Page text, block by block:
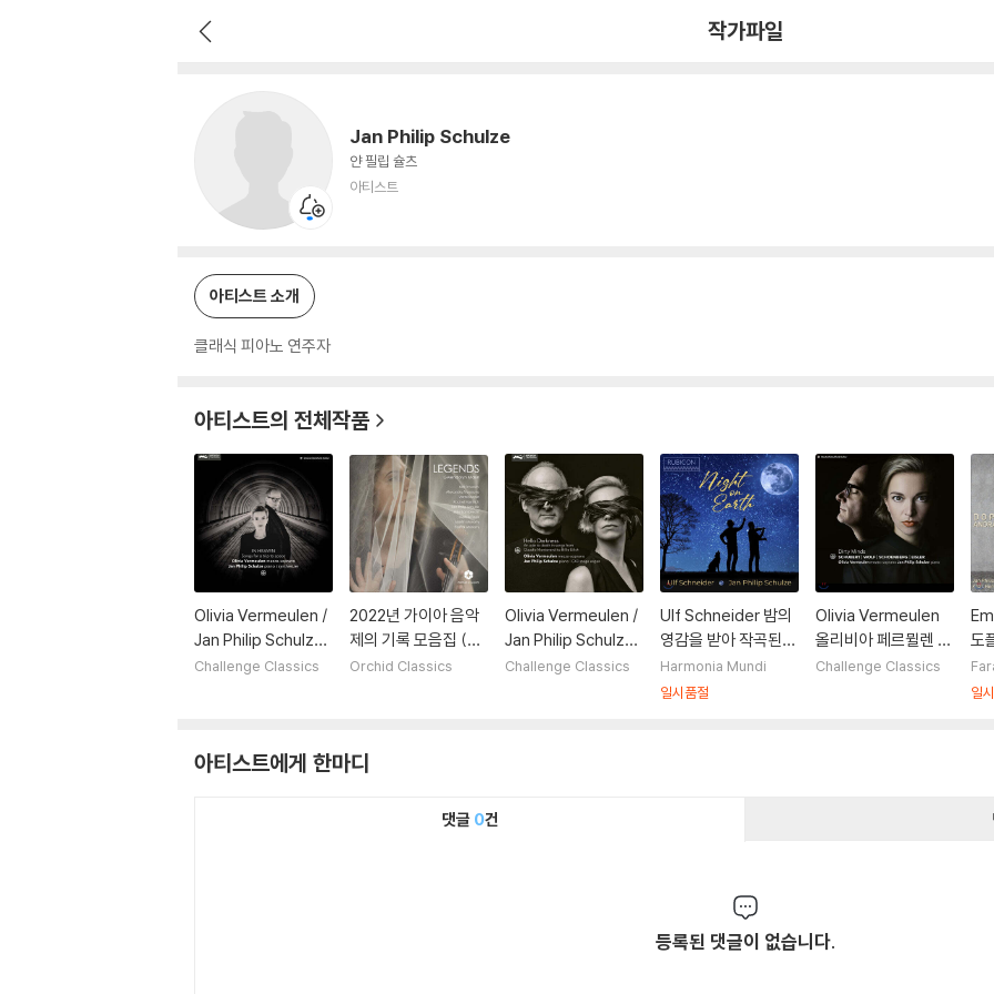
작가파일
Jan Philip Schulze
얀 필립 슐츠
아티스트
아티스트 소개
클래식 피아노 연주자
아티스트의 전체작품
Olivia Vermeulen /
Jan Philip Schulze
(올리비아 페르뮐렌 /
ven - Songs for a t
Challenge Classics
2022년 가이아 음악
제의 기록 모음집 (Le
gends)
Orchid Classics
Olivia Vermeulen /
Jan Philip Schulze
죽음을 노래한 가곡들
Challenge Classics
Ulf Schneider 밤의
영감을 받아 작곡된
작품 모음집 (Korngo
ld / Vecsey / Khac
Harmonia Mundi
일시품절
Olivia Vermeulen
올리비아 페르뮐렌 가
곡집 - 슈베르트, 슈
Challenge Classics
도
플
타,
일
아티스트에게 한마디
댓글 0건
등록된 댓글이 없습니다.